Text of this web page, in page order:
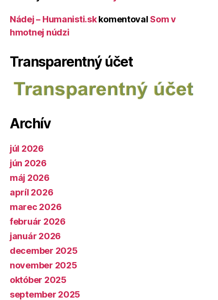
Nádej – Humanisti.skkomentoval Som v
hmotnej núdzi
Transparentný účet
Archív
júl 2026
jún 2026
máj 2026
apríl 2026
marec 2026
február 2026
január 2026
december 2025
november 2025
október 2025
september 2025